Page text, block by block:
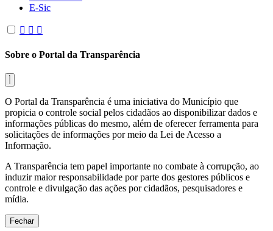
E-Sic
Sobre o Portal da Transparência
O Portal da Transparência é uma iniciativa do Município que
propicia o controle social pelos cidadãos ao disponibilizar dados e
informações públicas do mesmo, além de oferecer ferramenta para
solicitações de informações por meio da Lei de Acesso a
Informação.
A Transparência tem papel importante no combate à corrupção, ao
induzir maior responsabilidade por parte dos gestores públicos e
controle e divulgação das ações por cidadãos, pesquisadores e
mídia.
Fechar